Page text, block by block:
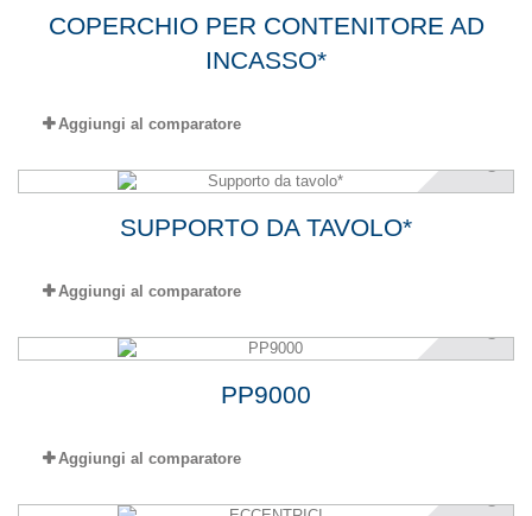
COPERCHIO PER CONTENITORE AD
INCASSO*
Aggiungi al comparatore
SUPPORTO DA TAVOLO*
Aggiungi al comparatore
PP9000
Aggiungi al comparatore